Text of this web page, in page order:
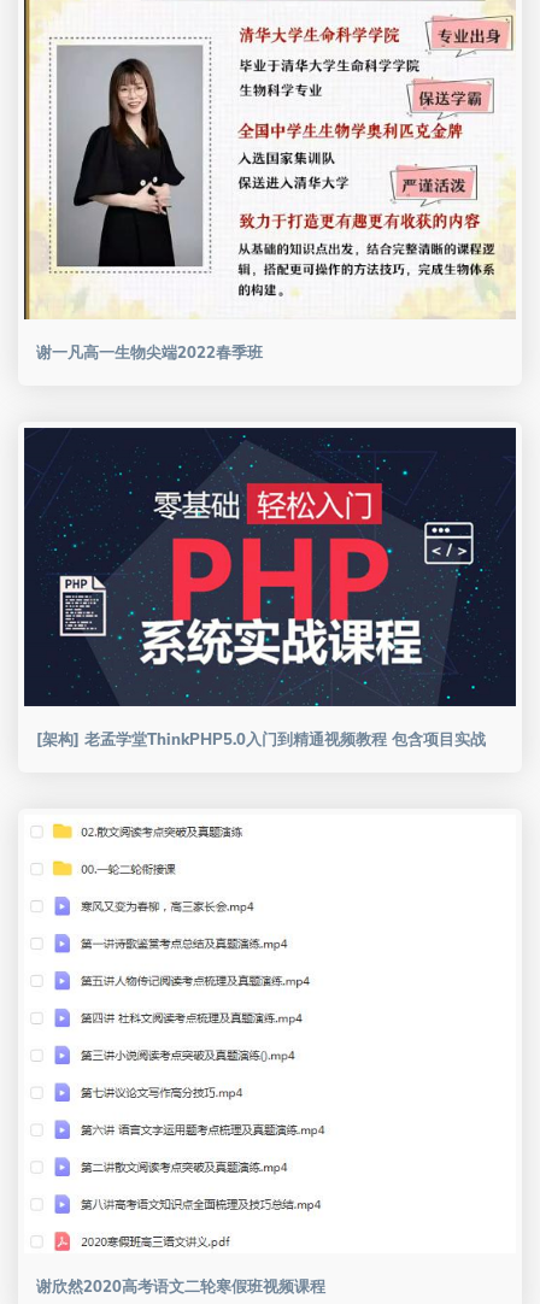
谢一凡高一生物尖端2022春季班
[架构] 老孟学堂ThinkPHP5.0入门到精通视频教程 包含项目实战
谢欣然2020高考语文二轮寒假班视频课程